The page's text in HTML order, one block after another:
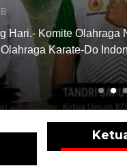
Nasional
Do Indonesia (FORKI)…